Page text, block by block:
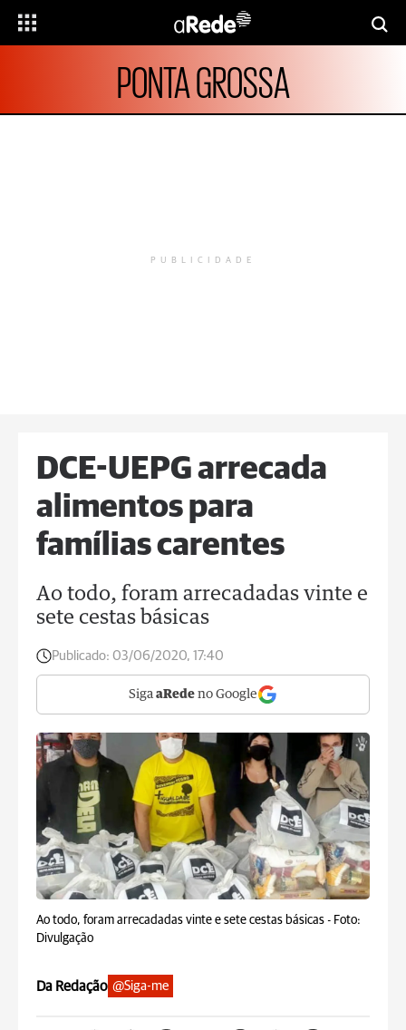
PONTA GROSSA
PUBLICIDADE
DCE-UEPG arrecada
alimentos para
famílias carentes
Ao todo, foram arrecadadas vinte e
sete cestas básicas
Publicado: 03/06/2020, 17:40
Siga aRede no Google
Ao todo, foram arrecadadas vinte e sete cestas básicas - Foto:
Divulgação
Da Redação @Siga-me